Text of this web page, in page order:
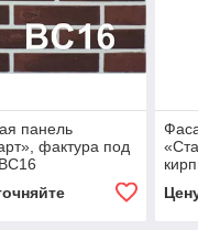
панель
фактура под